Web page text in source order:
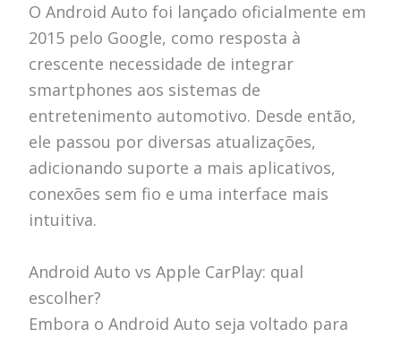
O Android Auto foi lançado oficialmente em
2015 pelo Google, como resposta à
crescente necessidade de integrar
smartphones aos sistemas de
entretenimento automotivo. Desde então,
ele passou por diversas atualizações,
adicionando suporte a mais aplicativos,
conexões sem fio e uma interface mais
intuitiva.
Android Auto vs Apple CarPlay: qual
escolher?
Embora o Android Auto seja voltado para